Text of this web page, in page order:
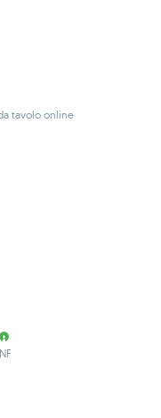
tavolo online